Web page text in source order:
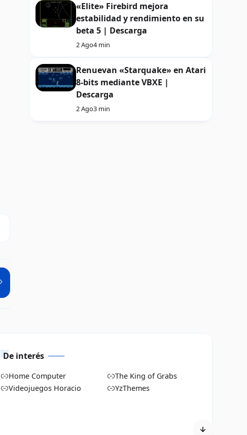
«Elite» Firebird mejora
estabilidad y rendimiento en su
beta 5 | Descarga
2 Ago4 min
Renuevan «Starquake» en Atari
8-bits mediante VBXE |
Descarga
2 Ago3 min
De interés
Home Computer
The King of Grabs
Videojuegos Horacio
YzThemes